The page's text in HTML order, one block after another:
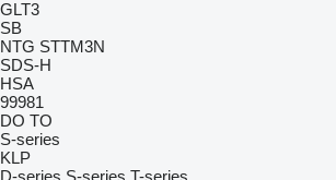
GLT3
SB
NTG STTM3N
SDS-H
HSA
99981
DO TO
S-series
KLP
D-series S-series T-series